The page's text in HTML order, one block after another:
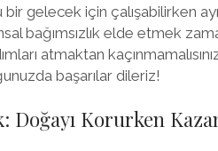
gelecek için çalışabilirken
bağımsızlık elde etmek
atmaktan
başarılar dileriz!
Doğayı Korurken